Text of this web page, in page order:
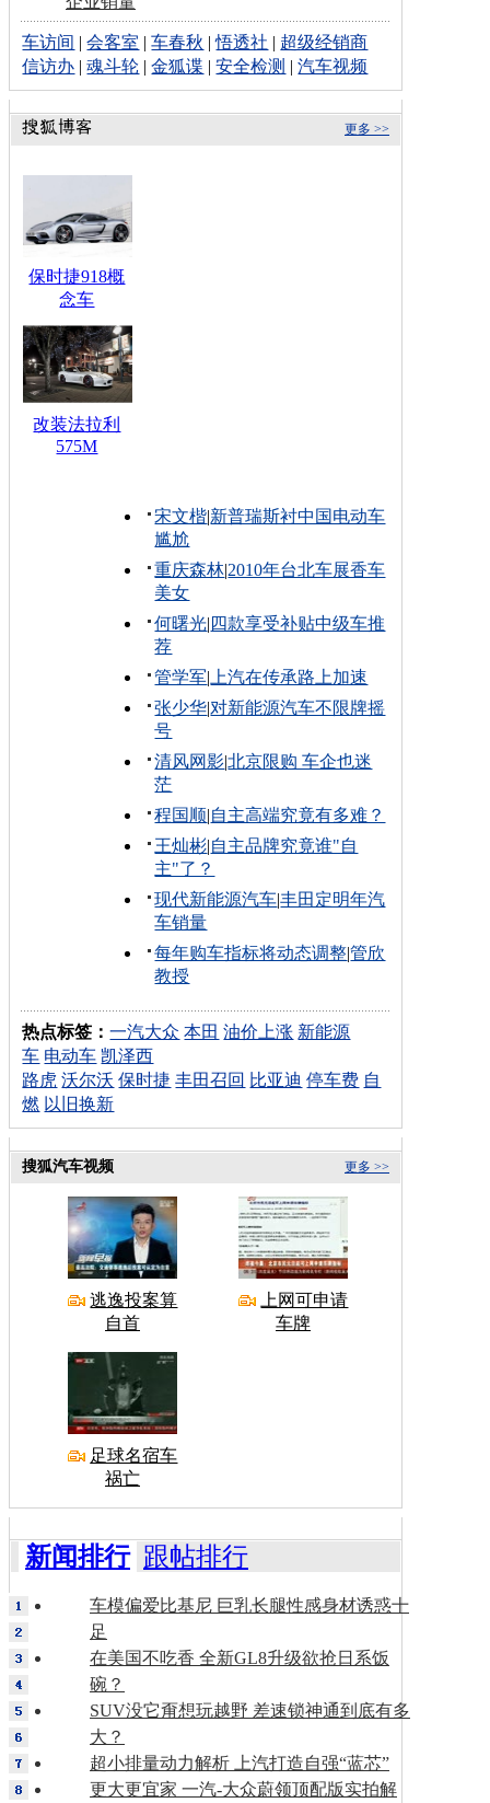
车访间 |会客室 |车春秋 |悟透社 | 超级经销商
信访办 |魂斗轮 |金狐谍 |安全检测 |汽车视频
更多 >>
保时捷918概
念车
改装法拉利
575M
宋文楷|新普瑞斯衬中国电动车
尴尬
重庆森林|2010年台北车展香车
美女
何曙光| 四款享受补贴中级车推
荐
管学军| 上汽在传承路上加速
张少华|对新能源汽车不限牌摇
号
清风网影|北京限购 车企也迷
茫
程国顺|自主高端究竟有多难？
王灿彬|自主品牌究竟谁"自
主"了？
现代新能源汽车|丰田定明年汽
车销量
每年购车指标将动态调整|管欣
教授
热点标签：一汽大众 本田 油价上涨 新能源
车 电动车 凯泽西
路虎 沃尔沃 保时捷 丰田召回 比亚迪 停车费 自
燃 以旧换新
更多 >>
搜狐汽车视频
逃逸投案算
自首
上网可申请
车牌
足球名宿车
祸亡
新闻排行 跟帖排行
车模偏爱比基尼 巨乳长腿性感身材诱惑十
足
在美国不吃香 全新GL8升级欲抢日系饭
碗？
SUV没它甭想玩越野 差速锁神通到底有多
大？
超小排量动力解析 上汽打造自强“蓝芯”
更大更宜家 一汽-大众蔚领顶配版实拍解